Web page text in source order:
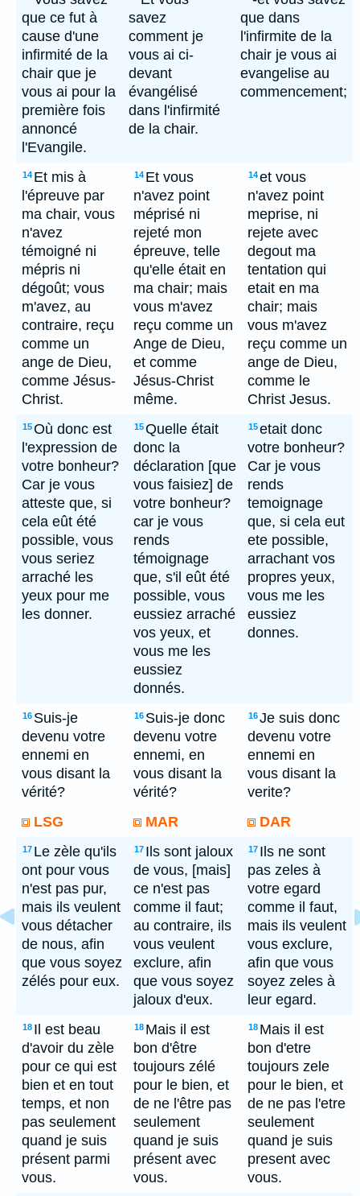
que ce fut à
cause d'une
infirmité de la
chair que je
vous ai pour la
première fois
annoncé
l'Evangile.
savez
comment je
vous ai ci-
devant
évangélisé
dans l'infirmité
de la chair.
que dans
l'infirmite de la
chair je vous ai
evangelise au
commencement;
14 Et mis à
l'épreuve par
ma chair, vous
n'avez
témoigné ni
mépris ni
dégoût; vous
m'avez, au
contraire, reçu
comme un
ange de Dieu,
comme Jésus-
Christ.
14 Et vous
n'avez point
méprisé ni
rejeté mon
épreuve, telle
qu'elle était en
ma chair; mais
vous m'avez
reçu comme un
Ange de Dieu,
et comme
Jésus-Christ
même.
14et vous
n'avez point
meprise, ni
rejete avec
degout ma
tentation qui
etait en ma
chair; mais
vous m'avez
reçu comme un
ange de Dieu,
comme le
Christ Jesus.
15Où donc est
l'expression de
votre bonheur?
Car je vous
atteste que, si
cela eût été
possible, vous
vous seriez
arraché les
yeux pour me
les donner.
15Quelle était
donc la
déclaration [que
vous faisiez] de
votre bonheur?
car je vous
rends
témoignage
que, s'il eût été
possible, vous
eussiez arraché
vos yeux, et
vous me les
eussiez
donnés.
15etait donc
votre bonheur?
Car je vous
rends
temoignage
que, si cela eut
ete possible,
arrachant vos
propres yeux,
vous me les
eussiez
donnes.
16 Suis-je
devenu votre
ennemi en
vous disant la
vérité?
16 Suis-je donc
devenu votre
ennemi, en
vous disant la
vérité?
16Je suis donc
devenu votre
ennemi en
vous disant la
verite?
LSG
MAR DAR
17 Le zèle qu'ils
ont pour vous
n'est pas pur,
mais ils veulent
vous détacher
de nous, afin
que vous soyez
zélés pour eux.
17 Ils sont jaloux
de vous, [mais]
ce n'est pas
comme il faut;
au contraire, ils
vous veulent
exclure, afin
que vous soyez
jaloux d'eux.
17 Ils ne sont
pas zeles à
votre egard
comme il faut,
mais ils veulent
vous exclure,
afin que vous
soyez zeles à
leur egard.
18 Il est beau
d'avoir du zèle
pour ce qui est
bien et en tout
temps, et non
pas seulement
quand je suis
présent parmi
vous.
18 Mais il est
bon d'être
toujours zélé
pour le bien, et
de ne l'être pas
seulement
quand je suis
présent avec
vous.
18 Mais il est
bon d'etre
toujours zele
pour le bien, et
de ne pas l'etre
seulement
quand je suis
present avec
vous.